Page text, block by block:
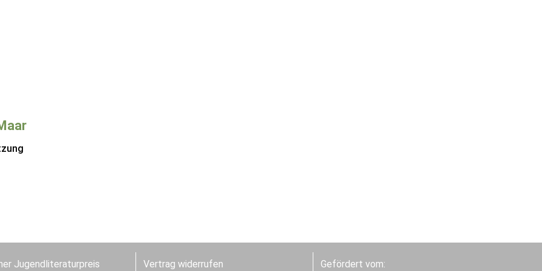
Jugendliteraturpreis Vertrag widerrufen Gefördert vom: